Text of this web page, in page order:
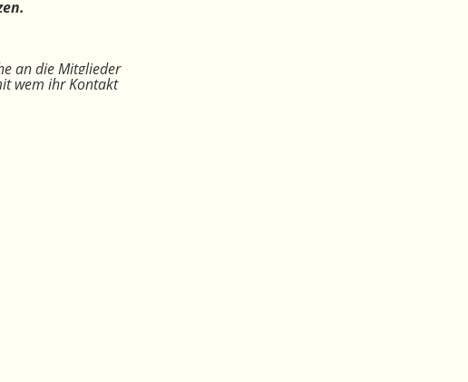
an die Mitglieder
wem ihr Kontakt